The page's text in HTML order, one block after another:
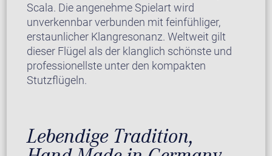
Scala. Die angenehme Spielart wird
unverkennbar verbunden mit feinfühliger,
erstaunlicher Klangresonanz. Weltweit gilt
dieser Flügel als der klanglich schönste und
professionellste unter den kompakten
Stutzflügeln.
Lebendige Tradition,